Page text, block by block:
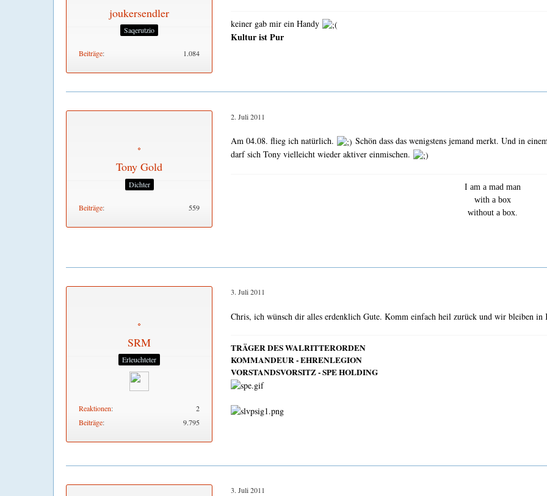
joukersendler
Saqerutzio
Beiträge 1.084
keiner gab mir ein Handy
Kultur ist Pur
Tony Gold
Dichter
Beiträge 559
2. Juli 2011
Am 04.08. flieg ich natürlich.
Schön dass das wenigstens jemand merkt. Und in
darf sich Tony vielleicht wieder aktiver einmischen.
I am a mad man
with a box
without a box.
SRM
Erleuchteter
Reaktionen
2
Beiträge
9.795
3. Juli 2011
Chris, ich wünsch dir alles erdenklich Gute. Komm einfach heil zurück und wir bleiben in
TRÄGER DES WALRITTERORDEN
KOMMANDEUR - EHRENLEGION
VORSTANDSVORSITZ - SPE HOLDING
3. Juli 2011